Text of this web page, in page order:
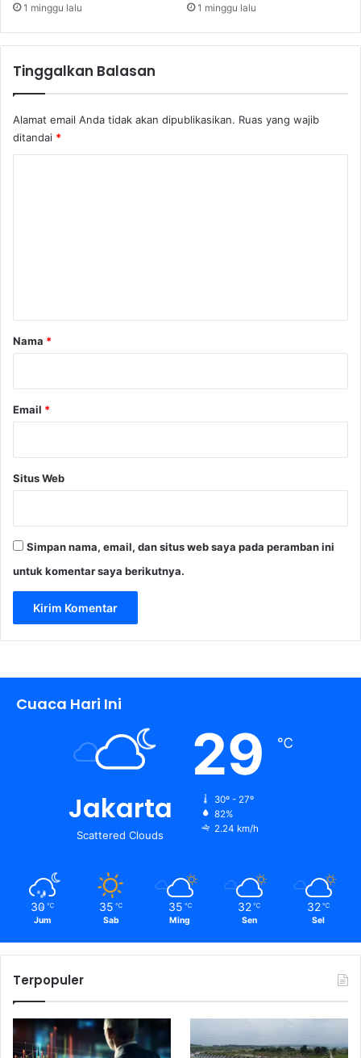
it
h
e
p
a
1 minggu lalu 1 minggu lalu
Tinggalkan Balasan
Alamat email Anda tidak akan dipublikasikan. Ruas yang wajib
ditandai *
rNama *
Email *
Situs Web
Simpan nama, email, dan situs web saya pada peramban ini
untuk komentar saya berikutnya.
Cuaca Hari Ini
Jakarta
Scattered Clouds
29 ℃
30º - 27º
82%
2.24 km/h
30 ℃
Jum
35 ℃
Sab
35 ℃
Ming
32 ℃
Sen
32 ℃
Sel
Terpopuler